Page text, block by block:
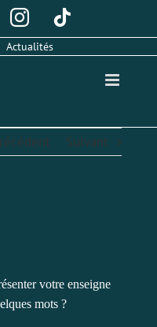
Instagram
Actualités
Suivant
votre enseigne
mots ?